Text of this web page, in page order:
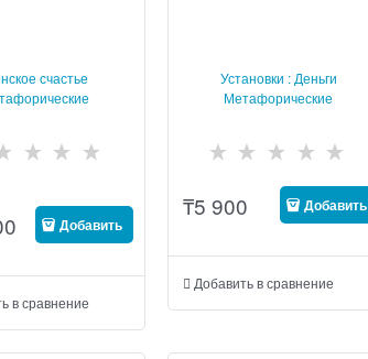
счастье
Добавить
в сравнение
Установки : Деньги
Метафорические
₸5 900 Добавить
Добавить в сравнение